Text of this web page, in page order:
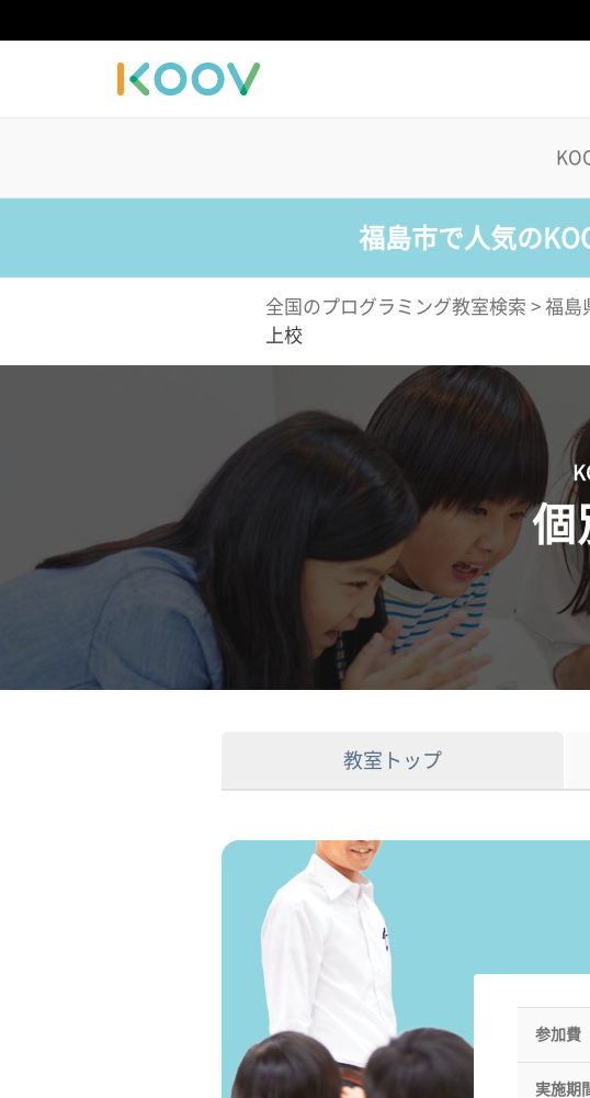
福島市で人気の
全国のプログラミング教室検索 > 福島
上校
個
教室トップ
参加費
実施期